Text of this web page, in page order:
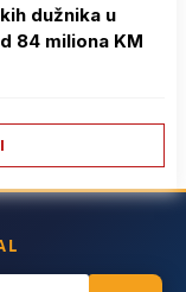
dužnika u
84 miliona KM